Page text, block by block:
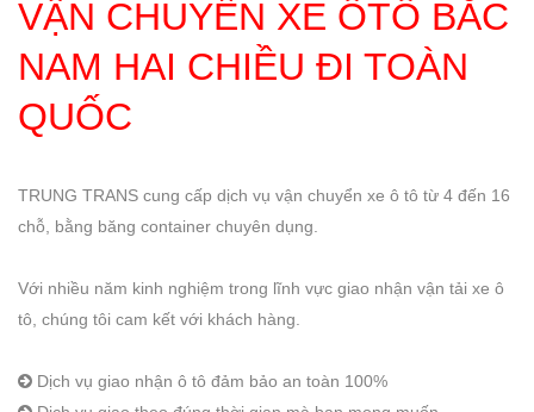
VẬN CHUYỂN XE ÔTÔ BẮC
NAM HAI CHIỀU ĐI TOÀN
QUỐC
TRUNG TRANS cung cấp dịch vụ vận chuyển xe ô tô từ 4 đến 16
chỗ, bằng băng container chuyên dụng.
Với nhiều năm kinh nghiệm trong lĩnh vực giao nhận vận tải xe ô
tô, chúng tôi cam kết với khách hàng.
Dịch vụ giao nhận ô tô đảm bảo an toàn 100%